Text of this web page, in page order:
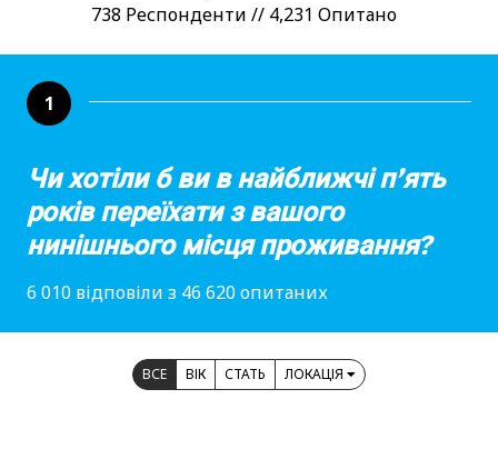
738 Респонденти // 4,231 Опитано
1
Чи хотіли б ви в найближчі п’ять
років переїхати з вашого
нинішнього місця проживання?
6 010 відповіли з 46 620 опитаних
ВСЕ ВІК СТАТЬ ЛОКАЦІЯ